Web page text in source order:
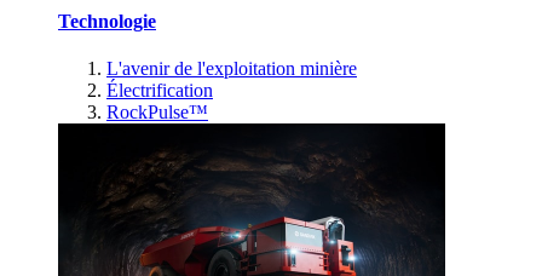
Technologie
L'avenir de l'exploitation minière
Électrification
RockPulse™